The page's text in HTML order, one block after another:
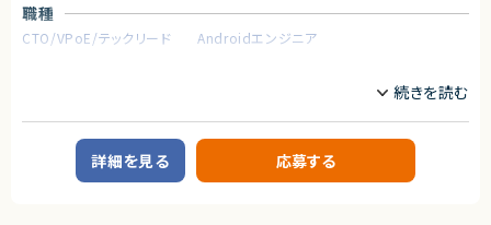
・フロントエンドのテストを書いたことがある
・コストを意識しながらコードを書くことができる
株式会社LASSIC
【歓迎スキル】
株式会社LASSIC
職種
CTO/VPoE/テックリード Androidエンジニア
ネイティブアプリ開発チームにてAndroidネイティブアプリの設計・開発・運
用・保守をお願いします。
＜具体的な業務例＞
・Androidネイティブアプリの開発・運用
・プロダクトオーナーやデザイナー、バックエンドエンジニアと密に連携しな
詳細を見る 応募する